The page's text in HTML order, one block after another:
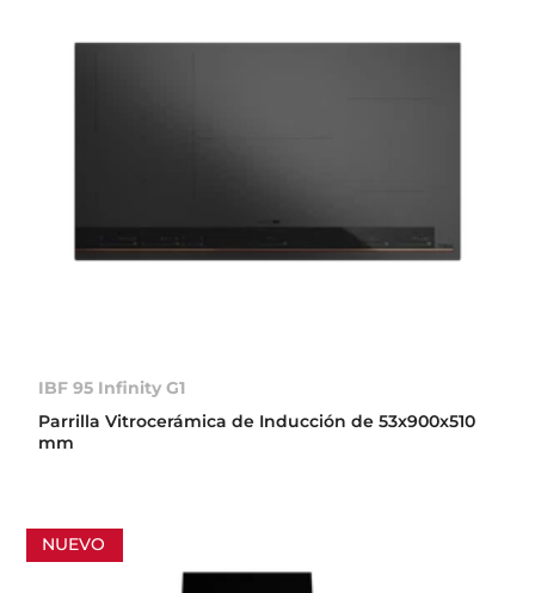
IBF 95 Infinity G1
Parrilla Vitrocerámica de Inducción de 53x900x510
mm
NUEVO